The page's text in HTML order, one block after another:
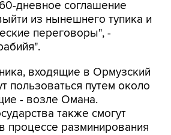
дневное соглашение
из нынешнего тупика и
переговоры", -
входящие в Ормузский
пользоваться путем около
- возле Омана.
также смогут
процессе разминирования